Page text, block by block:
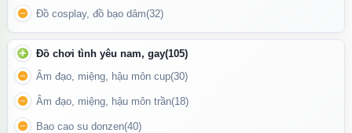
Động cơ yên tĩnh: Vận hành êm ái, hạn chế tiếng ồn tối đa, tăng
tính riêng tư khi sử dụng.
Đầu rung nhọn mềm mại : Giúp kích thích sâu và chính xác tại
những điểm nhạy cảm như âm vật, ngực, vùng kín, cổ...
Đồ cosplay, đồ bạo dâm(32)
Đồ chơi tình yêu nam, gay(105)
Âm đạo, miệng, hậu môn cup(30)
Âm đạo, miệng, hậu môn trần(18)
Bao cao su donzen(40)